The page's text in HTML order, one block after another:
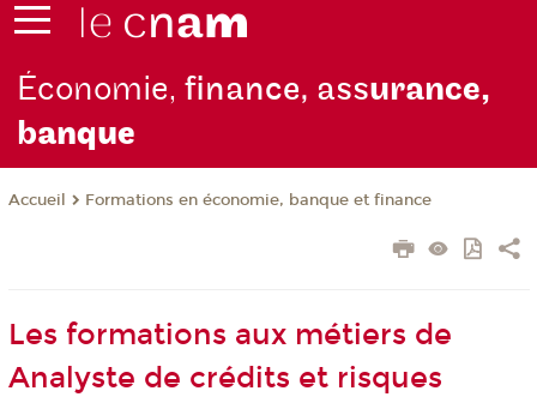
Économie,finance, assurance,
banque
Accueil Formations en économie, banque et finance
Les formations aux métiers de
Analyste de crédits et risques